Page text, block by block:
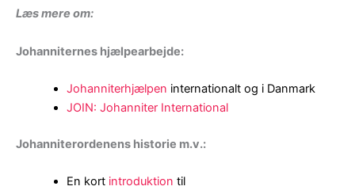
Læs mere om:
Johanniternes hjælpearbejde:
Johanniterhjælpen internationalt og i Danmark
JOIN: Johanniter International
Johanniterordenens historie m.v.:
En kort introduktion til